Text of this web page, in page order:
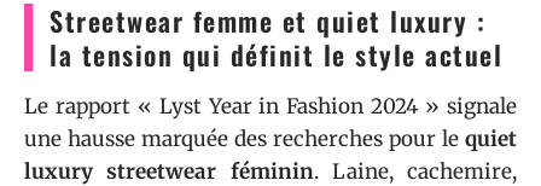
Streetwear femme et quiet luxury :
la tension qui définit le style actuel
Le rapport « Lyst Year in Fashion 2024 » signale
une hausse marquée des recherches pour le quiet
luxury streetwear féminin. Laine, cachemire,